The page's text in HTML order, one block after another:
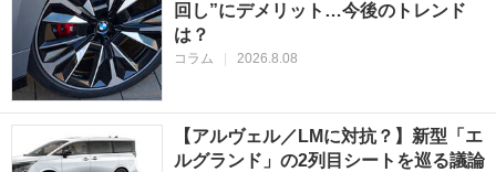
回し”にデメリット…今後のトレンド
は？
コラム 2026.8.08
【アルヴェル／LMに対抗？】新型「エ
ルグランド」の2列目シートを巡る議論